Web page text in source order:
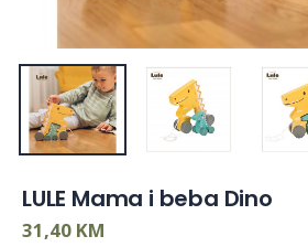
LULE Mama i beba Dino
31,40 KM